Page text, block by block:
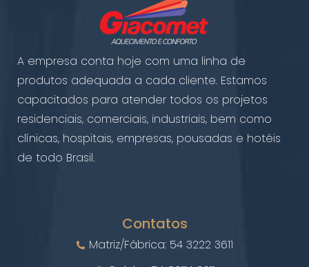
A empresa conta hoje com uma linha de
produtos adequada a cada cliente. Estamos
capacitados para atender todos os projetos
residenciais, comerciais, industriais, bem como
clínicas, hospitais, empresas, pousadas e hotéis
de todo Brasil.
Contatos
Matriz/Fábrica: 54 3222 3611